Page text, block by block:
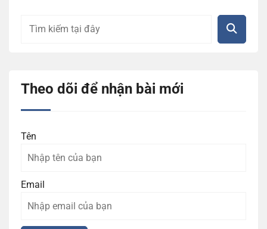
Theo dõi để nhận bài mới
Tên
Email